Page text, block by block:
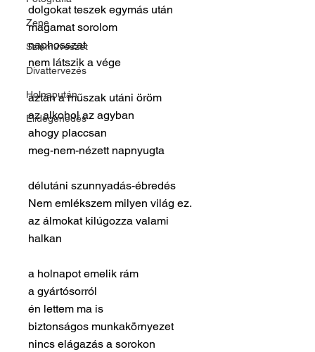
Zene
Színművészet
Divattervezés
Holnapután
Elidegenedés
dolgokat teszek egymás után
magamat sorolom
naphosszat
nem látszik a vége
aztán a műszak utáni öröm
az alkohol az agyban
ahogy placcsan
meg-nem-nézett napnyugta
délutáni szunnyadás-ébredés
Nem emlékszem milyen világ ez.
az álmokat kilúgozza valami
halkan
a holnapot emelik rám
a gyártósorról
én lettem ma is
biztonságos munkakörnyezet
nincs elágazás a sorokon